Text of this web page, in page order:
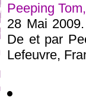
Peeping
28 Mai
De et par
Lefeuvre,